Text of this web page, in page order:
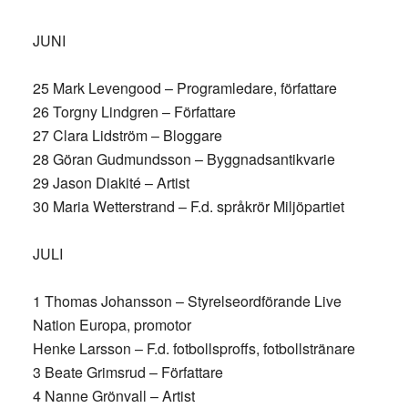
JUNI
25 Mark Levengood – Programledare, författare
26 Torgny Lindgren – Författare
27 Clara Lidström – Bloggare
28 Göran Gudmundsson – Byggnadsantikvarie
29 Jason Diakité – Artist
30 Maria Wetterstrand – F.d. språkrör Miljöpartiet
JULI
1 Thomas Johansson – Styrelseordförande Live
Nation Europa, promotor
Henke Larsson – F.d. fotbollsproffs, fotbollstränare
3 Beate Grimsrud – Författare
4 Nanne Grönvall – Artist